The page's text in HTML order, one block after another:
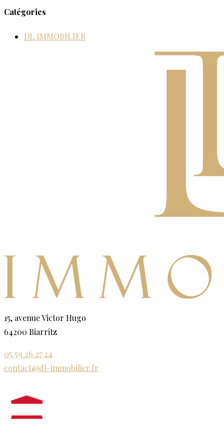
Catégories
DL IMMOBILIER
15, avenue Victor Hugo
64200 Biarritz
05 59 26 27 24
contact@dl-immobilier.fr